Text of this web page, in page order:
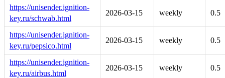
https://unisender.ignition-
key.ru/schwab.html
2026-03-15 weekly 0.5
https://unisender.ignition-
key.ru/pepsico.html
2026-03-15 weekly 0.5
https://unisender.ignition-
key.ru/airbus.html
2026-03-15 weekly 0.5